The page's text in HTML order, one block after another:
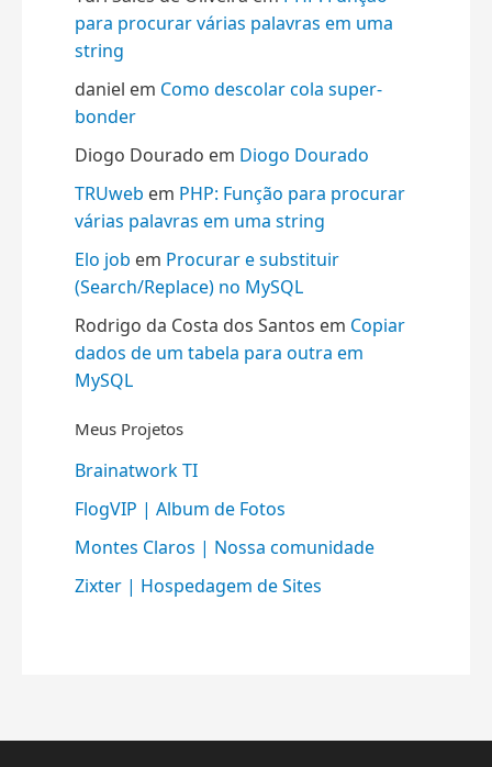
para procurar várias palavras em uma
string
daniel em Como descolar cola super-
bonder
Diogo Dourado em Diogo Dourado
TRUweb em PHP: Função para procurar
várias palavras em uma string
Elo job em Procurar e substituir
(Search/Replace) no MySQL
Rodrigo da Costa dos Santos em Copiar
dados de um tabela para outra em
MySQL
Meus Projetos
Brainatwork TI
FlogVIP | Album de Fotos
Montes Claros | Nossa comunidade
Zixter | Hospedagem de Sites